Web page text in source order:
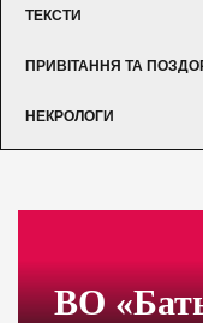
ТЕКСТИ
ПРИВІТАННЯ ТА
НЕКРОЛОГИ
ВО